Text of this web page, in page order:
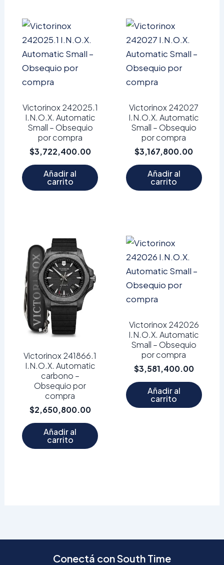
Victorinox 242025.1
I.N.O.X. Automatic
Small – Obsequio
por compra
$3,722,400.00
Añadir al
carrito
Victorinox 242027
I.N.O.X. Automatic
Small – Obsequio
por compra
$3,167,800.00
Añadir al
carrito
Victorinox 241866.1
I.N.O.X. Automatic
carbono –
Obsequio por
compra
$2,650,800.00
Añadir al
carrito
Victorinox 242026
I.N.O.X. Automatic
Small – Obsequio
por compra
$3,581,400.00
Añadir al
carrito
Conectá con South Time